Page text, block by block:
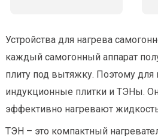
Устройства для нагрева
каждый самогонный аппарат
плиту под вытяжку. Поэтому для
индукционные плитки и ТЭНы.
эффективно нагревают
ТЭН – это компактный